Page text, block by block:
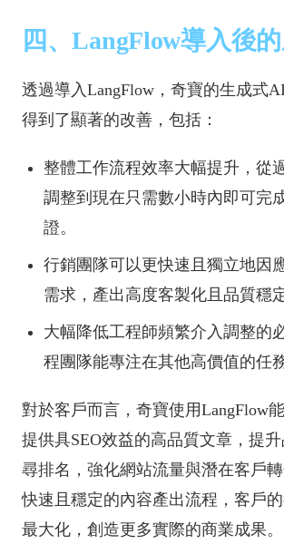
四、LangFlow導入後
透過導入LangFlow，奇寶的生成式
得到了顯著的改善，包括：
整體工作流程效率大幅提升，從
調整到現在只需數小時內即可完
證。
行銷團隊可以更快速且獨立地因
需求，產出高度客製化且品質穩
大幅降低工程師頻繁介入調整的
程團隊能專注在其他高價值的任
對於客戶而言，奇寶使用LangFlow
提供具SEO效益的高品質文章，提
尋排名，強化網站流量與潛在客戶
快速且穩定的內容產出流程，客戶
最大化，創造更多實際的商業成果。